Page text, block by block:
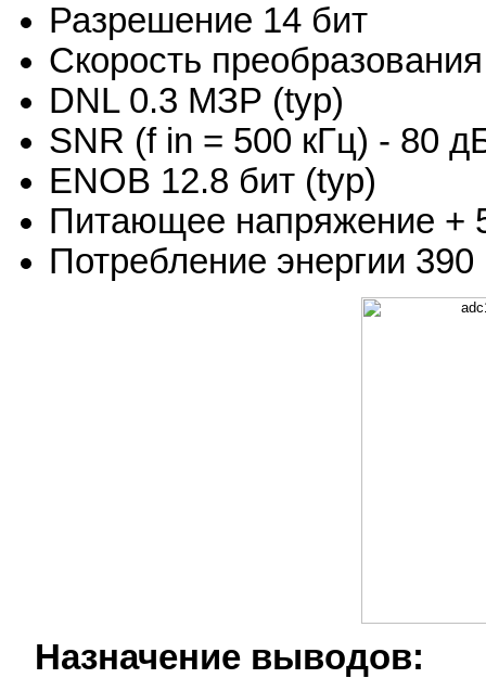
Разрешение 14 бит
Скорость
DNL 0.3 МЗР (typ)
SNR (f in = 500 кГц) - 80
ENOB 12.8 бит (typ)
Питающее напряжение +
Потребление энергии
Назначение выводов: